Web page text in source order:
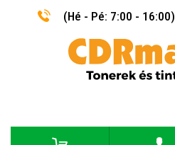
(Hé - Pé: 7:00 - 16:00)